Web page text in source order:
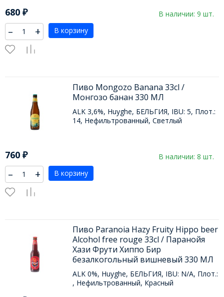
680 ₽ В наличии: 9 шт.
– + В корзину
Пиво Mongozo Banana 33cl /
Монгозо банан 330 МЛ
ALK 3,6%, Huyghe, БЕЛЬГИЯ, IBU: 5, Плот.:
14, Нефильтрованный, Светлый
760 ₽ В наличии: 8 шт.
– + В корзину
Пиво Paranoia Hazy Fruity Hippo beer
Alcohol free rouge 33cl / Паранойя
Хази Фрути Хиппо Бир
безалкогольный вишневый 330 МЛ
ALK 0%, Huyghe, БЕЛЬГИЯ, IBU: N/A, Плот.:
, Нефильтрованный, Красный